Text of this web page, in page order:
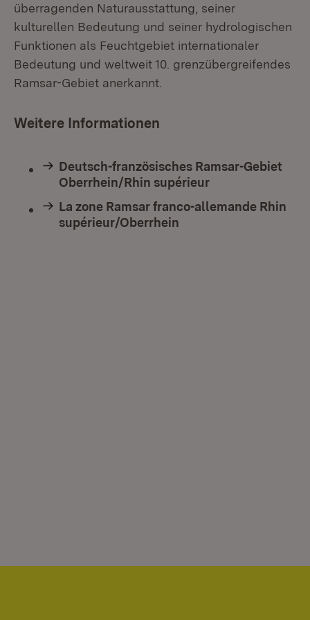
überragenden Naturausstattung, seiner
kulturellen Bedeutung und seiner hydrologischen
Funktionen als Feuchtgebiet internationaler
Bedeutung und weltweit 10. grenzübergreifendes
Ramsar-Gebiet anerkannt.
Weitere Informationen
Deutsch-französisches Ramsar-Gebiet
Oberrhein/Rhin supérieur
La zone Ramsar franco-allemande Rhin
supérieur/Oberrhein